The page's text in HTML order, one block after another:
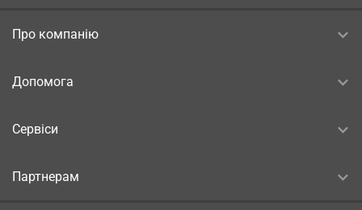
Про компанію
Допомога
Сервіси
Партнерам